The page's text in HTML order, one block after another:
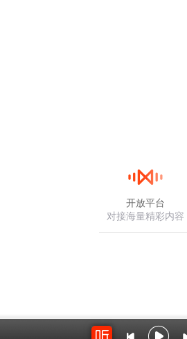
开放平台
对接海量精彩内容